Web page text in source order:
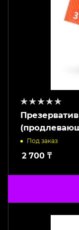
Под заказ
2 700 ₸